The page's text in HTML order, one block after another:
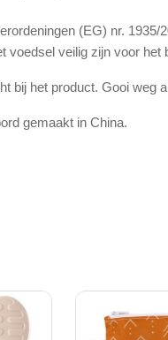
(EG) nr.
voedsel veilig zijn voor het
bij het product. Gooi weg
gemaakt in China.